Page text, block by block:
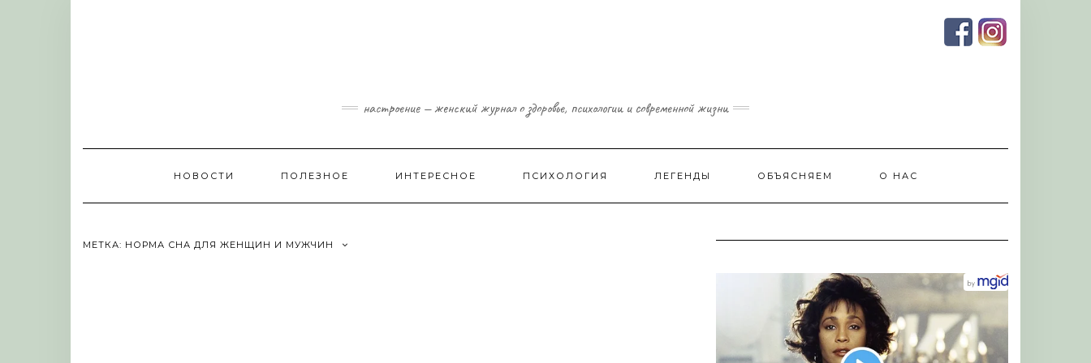
настроение — женский журнал о здоровье, психологии и современной жизни
НОВОСТИ ПОЛЕЗНОЕ ИНТЕРЕСНОЕ ПСИХОЛОГИЯ ЛЕГЕНДЫ ОБЪЯСНЯЕМ О НАС
МЕТКА: НОРМА СНА ДЛЯ ЖЕНЩИН И МУЖЧИН